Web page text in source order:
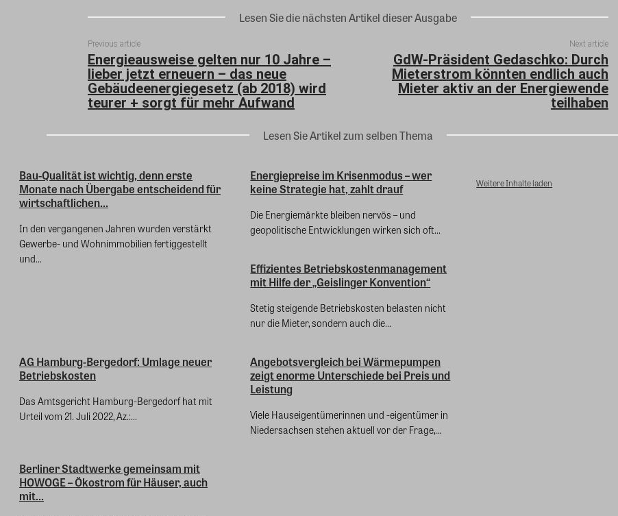
Lesen Sie die nächsten Artikel dieser Ausgabe
Previous article
Energieausweise gelten nur 10 Jahre –
lieber jetzt erneuern – das neue
Gebäudeenergiegesetz (ab 2018) wird
teurer + sorgt für mehr Aufwand
Next article
GdW-Präsident Gedaschko: Durch
Mieterstrom könnten endlich auch
Mieter aktiv an der Energiewende
teilhaben
Lesen Sie Artikel zum selben Thema
Bau-Qualität ist wichtig, denn erste
Monate nach Übergabe entscheidend für
wirtschaftlichen...
In den vergangenen Jahren wurden verstärkt
Gewerbe- und Wohnimmobilien fertiggestellt
und...
Energiepreise im Krisenmodus – wer
keine Strategie hat, zahlt drauf
Die Energiemärkte bleiben nervös – und
geopolitische Entwicklungen wirken sich oft...
Effizientes Betriebskostenmanagement
mit Hilfe der „Geislinger Konvention“
Stetig steigende Betriebskosten belasten nicht
nur die Mieter, sondern auch die...
AG Hamburg-Bergedorf: Umlage neuer
Betriebskosten
Das Amtsgericht Hamburg-Bergedorf hat mit
Urteil vom 21. Juli 2022, Az.:...
Angebotsvergleich bei Wärmepumpen
zeigt enorme Unterschiede bei Preis und
Leistung
Viele Hauseigentümerinnen und -eigentümer in
Niedersachsen stehen aktuell vor der Frage,...
Berliner Stadtwerke gemeinsam mit
HOWOGE – Ökostrom für Häuser, auch
mit...
Weitere Inhalte laden